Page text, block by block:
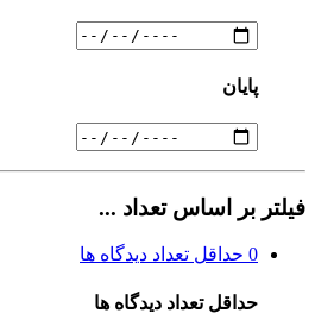
پایان
فیلتر بر اساس تعداد ...
0 حداقل تعداد دیدگاه ها
حداقل تعداد دیدگاه ها